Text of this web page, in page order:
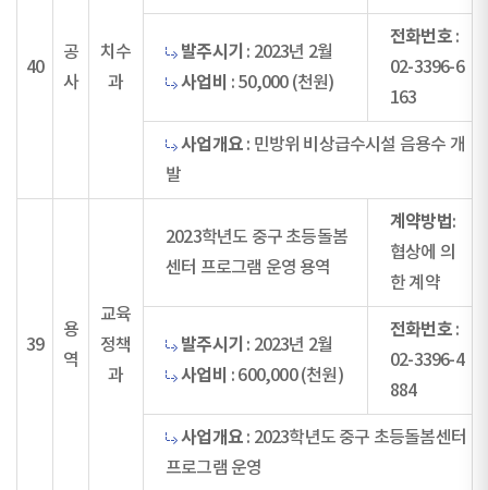
40
공
사
치수
과
발주시기 : 2023년 2월
사업비 : 50,000 (천원)
전화번호:
02-3396-6
163
사업개요 : 민방위 비상급수시설 음용수 개
발
39
용
역
교육
정책
과
2023학년도 중구 초등돌봄
센터 프로그램 운영 용역
계약방법 :
협상에 의
한 계약
발주시기 : 2023년 2월
사업비 : 600,000 (천원)
전화번호:
02-3396-4
884
사업개요 : 2023학년도 중구 초등돌봄센터
프로그램 운영